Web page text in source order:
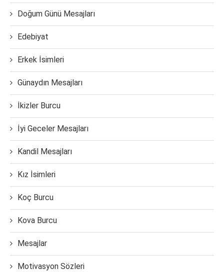
Doğum Günü Mesajları
Edebiyat
Erkek İsimleri
Günaydın Mesajları
İkizler Burcu
İyi Geceler Mesajları
Kandil Mesajları
Kız İsimleri
Koç Burcu
Kova Burcu
Mesajlar
Motivasyon Sözleri